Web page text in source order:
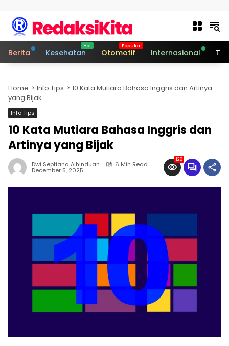
Berita Kesehatan Otomotif Internasional
Home Info Tips
10 Kata Mutiara Bahasa Inggris dan Artinya
yang Bijak
Info Tips
10 Kata Mutiara Bahasa Inggris dan
Artinya yang Bijak
Dwi Septiana Alhinduan 6 Min Read
December 5, 2025
128